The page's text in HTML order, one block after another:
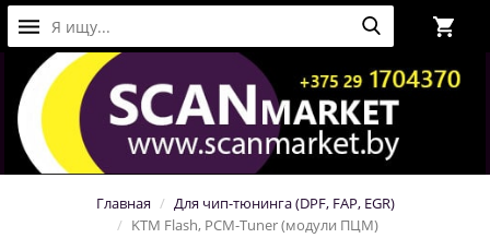
Главная
Для чип-тюнинга (DPF, FAP, EGR)
KTM Flash, PCM-Tuner (модули ПЦМ)